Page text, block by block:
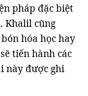
pháp đặc biệt
Khalil cũng
hóa học hay
tiến hành các
này được ghi